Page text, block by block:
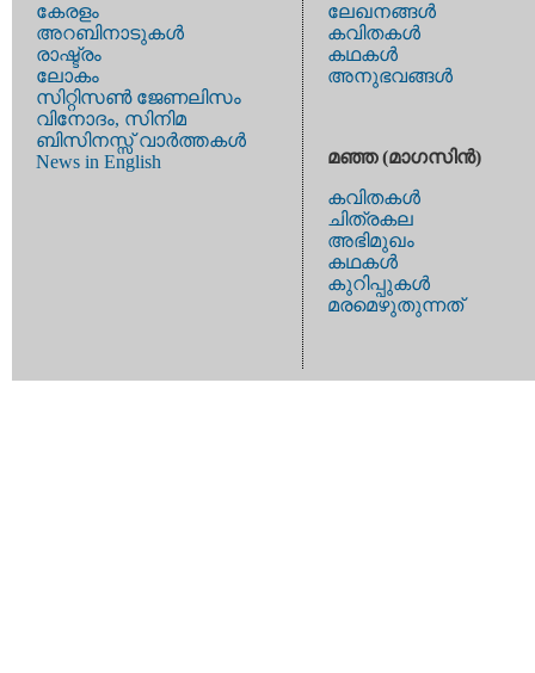
കേരളം
അറബിനാടുകള്‍
രാഷ്ട്രം
ലോകം
സിറ്റിസണ്‍ ജേണലിസം
വിനോദം, സിനിമ
ബിസിനസ്സ് വാര്‍ത്തകള്‍
News in English
ലേഖനങ്ങള്‍
കവിതകള്‍
കഥകള്‍
അനുഭവങ്ങള്‍
മഞ്ഞ (മാഗസിന്‍)
കവിതകള്‍
ചിത്രകല
അഭിമുഖം
കഥകള്‍
കുറിപ്പുകള്‍
മരമെഴുതുന്നത്